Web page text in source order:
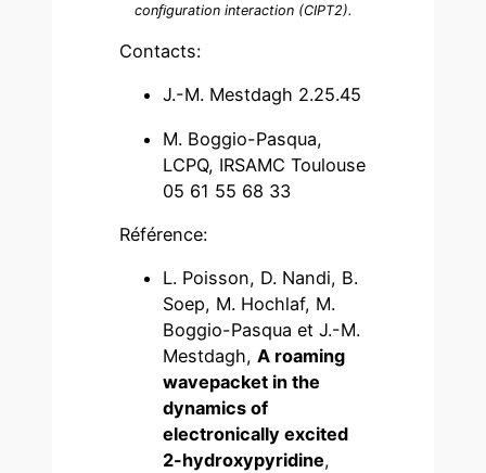
conﬁguration interaction (CIPT2).
Contacts:
J.-M. Mestdagh 2.25.45
M. Boggio-Pasqua,
LCPQ, IRSAMC Toulouse
05 61 55 68 33
Référence:
L. Poisson, D. Nandi, B.
Soep, M. Hochlaf, M.
Boggio-Pasqua et J.-M.
Mestdagh,A roaming
wavepacket in the
dynamics of
electronically excited
2-hydroxypyridine,